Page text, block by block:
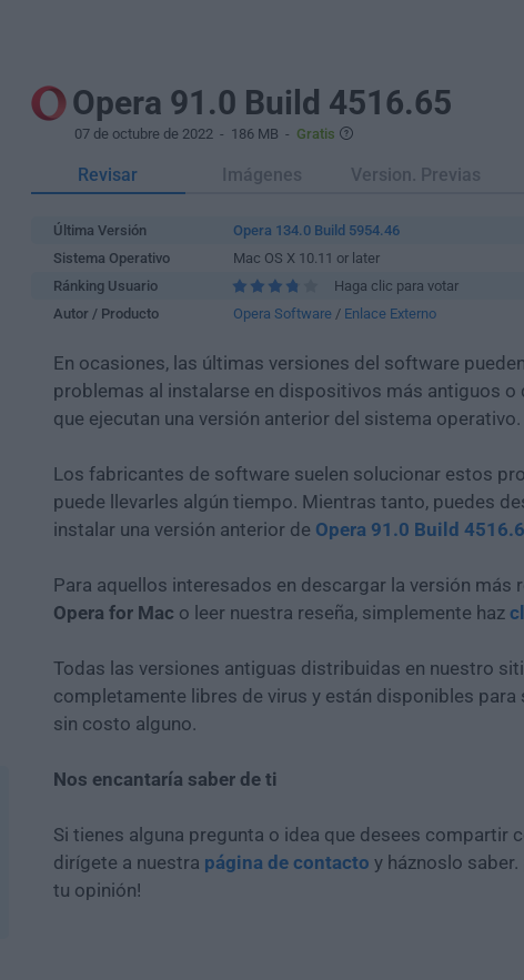
Opera 91.0 Build 4516.65
07 de octubre de 2022 - 186 MB - Gratis
Revisar Imágenes Version. Previas
Última Versión
Opera 134.0 Build 5954.46
Sistema Operativo
Mac OS X 10.11 or later
Ránking Usuario
Haga clic para votar
Autor / Producto
Opera Software / Enlace Externo
En ocasiones, las últimas versiones del software
problemas al instalarse en dispositivos más antiguos
que ejecutan una versión anterior del sistema operativo.
Los fabricantes de software suelen solucionar estos
puede llevarles algún tiempo. Mientras tanto, puedes
instalar una versión anterior de Opera 91.0 Build
Para aquellos interesados en descargar la versión más
Opera for Mac o leer nuestra reseña, simplemente haz
Todas las versiones antiguas distribuidas en nuestro
completamente libres de virus y están disponibles para
sin costo alguno.
Nos encantaría saber de ti
Si tienes alguna pregunta o idea que desees compartir
dirígete a nuestra página de contacto y háznoslo saber.
tu opinión!